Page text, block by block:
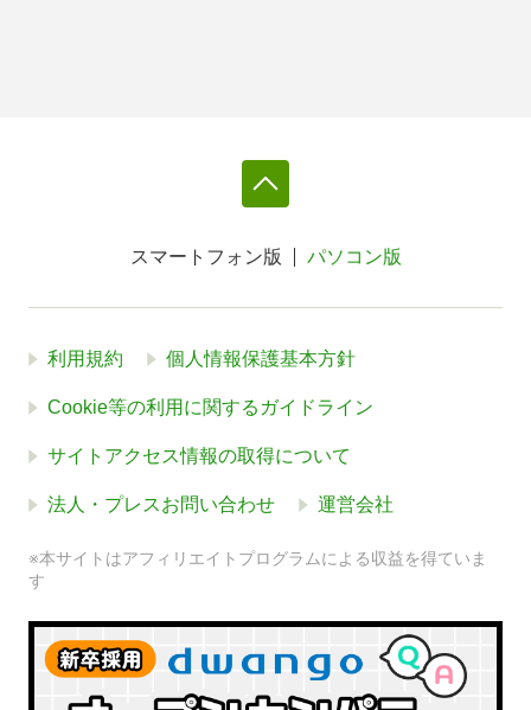
スマートフォン版 パソコン版
利用規約 個人情報保護基本方針
Cookie等の利用に関するガイドライン
サイトアクセス情報の取得について
法人・プレスお問い合わせ 運営会社
※本サイトはアフィリエイトプログラムによる収益を得ていま
す